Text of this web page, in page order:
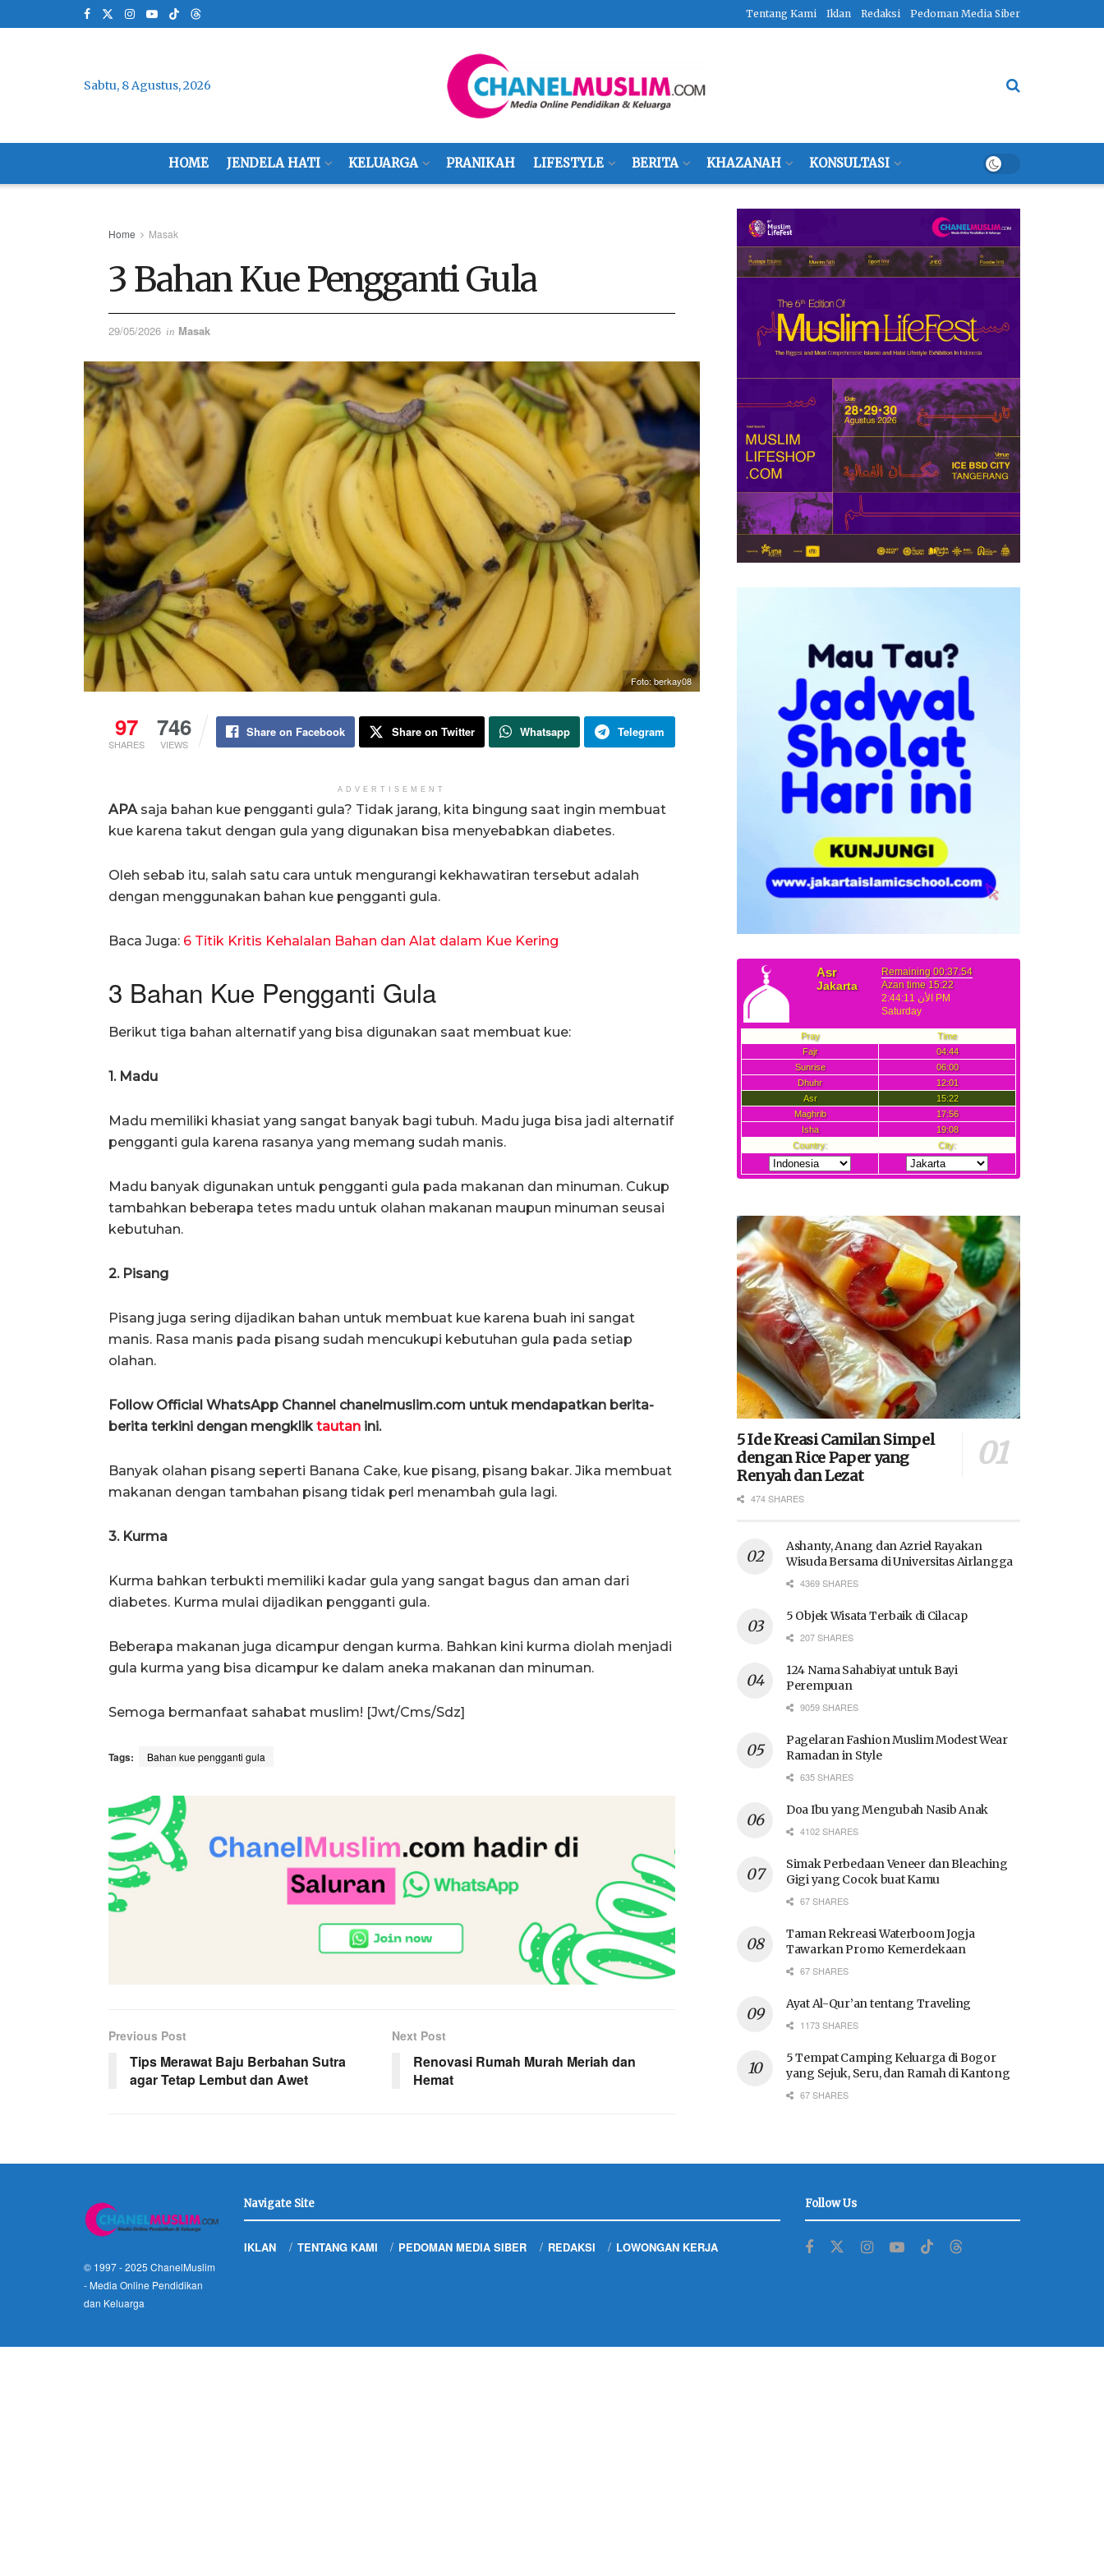
Tentang Kami Iklan Redaksi Pedoman Media Siber
Sabtu, 8 Agustus, 2026
HOME JENDELA HATI KELUARGA PRANIKAH LIFESTYLE BERITA KHAZANAH KONSULTASI
Home Masak
3 Bahan Kue Pengganti Gula
29/05/2026 in Masak
Foto: berkay08
97
SHARES
746
VIEWS
Share on Facebook Share on Twitter Whatsapp Telegram
ADVERTISEMENT
APA saja bahan kue pengganti gula? Tidak jarang, kita bingung saat ingin membuat
kue karena takut dengan gula yang digunakan bisa menyebabkan diabetes.
Oleh sebab itu, salah satu cara untuk mengurangi kekhawatiran tersebut adalah
dengan menggunakan bahan kue pengganti gula.
Baca Juga: 6 Titik Kritis Kehalalan Bahan dan Alat dalam Kue Kering
3 Bahan Kue Pengganti Gula
Berikut tiga bahan alternatif yang bisa digunakan saat membuat kue:
1. Madu
Madu memiliki khasiat yang sangat banyak bagi tubuh. Madu juga bisa jadi alternatif
pengganti gula karena rasanya yang memang sudah manis.
Madu banyak digunakan untuk pengganti gula pada makanan dan minuman. Cukup
tambahkan beberapa tetes madu untuk olahan makanan maupun minuman seusai
kebutuhan.
2. Pisang
Pisang juga sering dijadikan bahan untuk membuat kue karena buah ini sangat
manis. Rasa manis pada pisang sudah mencukupi kebutuhan gula pada setiap
olahan.
Follow Official WhatsApp Channel chanelmuslim.com untuk mendapatkan berita-
berita terkini dengan mengkliktautan ini.
Banyak olahan pisang seperti Banana Cake, kue pisang, pisang bakar. Jika membuat
makanan dengan tambahan pisang tidak perl menambah gula lagi.
3. Kurma
Kurma bahkan terbukti memiliki kadar gula yang sangat bagus dan aman dari
diabetes. Kurma mulai dijadikan pengganti gula.
Beberapa makanan juga dicampur dengan kurma. Bahkan kini kurma diolah menjadi
gula kurma yang bisa dicampur ke dalam aneka makanan dan minuman.
Semoga bermanfaat sahabat muslim! [Jwt/Cms/Sdz]
Tags: Bahan kue pengganti gula
Previous Post
Tips Merawat Baju Berbahan Sutra
agar Tetap Lembut dan Awet
Next Post
Renovasi Rumah Murah Meriah dan
Hemat
5 Ide Kreasi Camilan Simpel
dengan Rice Paper yang
Renyah dan Lezat
474 SHARES
Ashanty, Anang dan Azriel Rayakan
Wisuda Bersama di Universitas Airlangga
4369 SHARES
5 Objek Wisata Terbaik di Cilacap
207 SHARES
124 Nama Sahabiyat untuk Bayi
Perempuan
9059 SHARES
Pagelaran Fashion Muslim Modest Wear
Ramadan in Style
635 SHARES
Doa Ibu yang Mengubah Nasib Anak
4102 SHARES
Simak Perbedaan Veneer dan Bleaching
Gigi yang Cocok buat Kamu
67 SHARES
Taman Rekreasi Waterboom Jogja
Tawarkan Promo Kemerdekaan
67 SHARES
Ayat Al-Qur’an tentang Traveling
1173 SHARES
5 Tempat Camping Keluarga di Bogor
yang Sejuk, Seru, dan Ramah di Kantong
67 SHARES
© 1997 - 2025 ChanelMuslim
- Media Online Pendidikan
dan Keluarga
Navigate Site
IKLAN TENTANG KAMI PEDOMAN MEDIA SIBER REDAKSI LOWONGAN KERJA
Follow Us